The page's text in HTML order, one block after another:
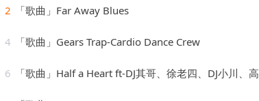
2 「歌曲」Far Away Blues
4 「歌曲」Gears Trap-Cardio Dance Crew
6 「歌曲」Half a Heart ft-DJ其哥、徐老四、DJ小川、高士其